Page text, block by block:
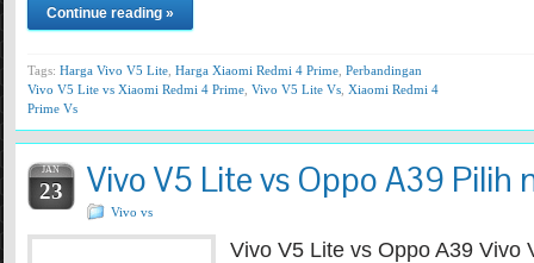
Continue reading »
Tags: Harga Vivo V5 Lite, Harga Xiaomi Redmi 4 Prime, Perbandingan
Vivo V5 Lite vs Xiaomi Redmi 4 Prime, Vivo V5 Lite Vs, Xiaomi Redmi 4
Prime Vs
JAN
23 Vivo V5 Lite vs Oppo A39 Pilih
Vivo vs
Vivo V5 Lite vs Oppo A39 Vivo